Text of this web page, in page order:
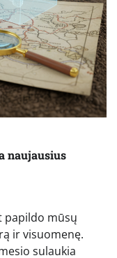
naujausius
papildo mūsų
ir visuomenę.
sulaukia